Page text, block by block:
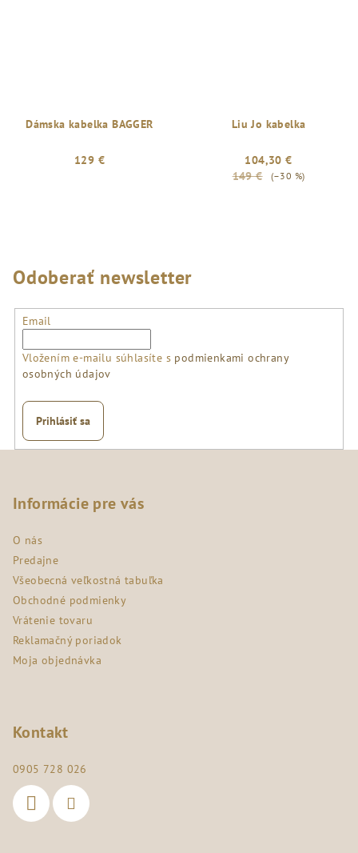
Dámska kabelka BAGGER
129 €
Liu Jo kabelka
104,30 €
149 €
(–30 %)
Odoberať newsletter
Email
Vložením e-mailu súhlasíte s podmienkami ochrany
osobných údajov
Prihlásiť sa
Informácie pre vás
O nás
Predajne
Všeobecná veľkostná tabuľka
Obchodné podmienky
Vrátenie tovaru
Reklamačný poriadok
Moja objednávka
Kontakt
0905 728 026